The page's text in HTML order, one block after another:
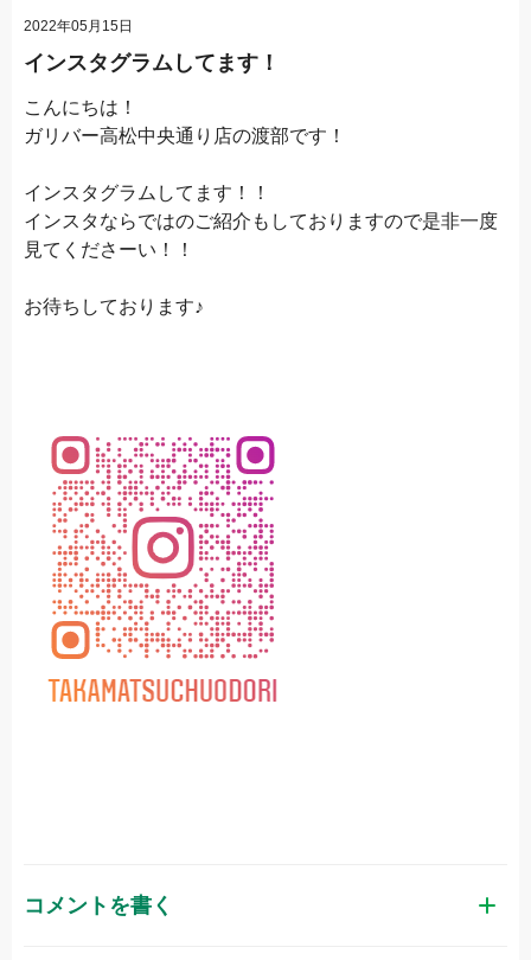
2022年05月15日
インスタグラムしてます！
こんにちは！
ガリバー高松中央通り店の渡部です！
インスタグラムしてます！！
インスタならではのご紹介もしておりますので是非一度
見てくださーい！！
お待ちしております♪
コメントを書く